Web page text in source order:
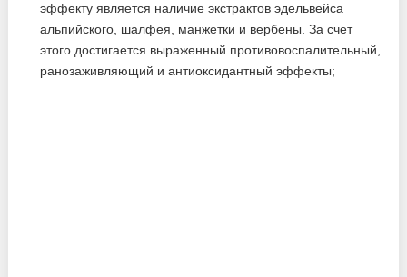
эффекту является наличие экстрактов эдельвейса
альпийского, шалфея, манжетки и вербены. За счет
этого достигается выраженный противовоспалительный,
ранозаживляющий и антиоксидантный эффекты;